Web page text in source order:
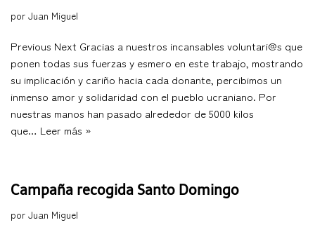
por Juan Miguel
Previous Next Gracias a nuestros incansables voluntari@s que
ponen todas sus fuerzas y ​​esmero en este trabajo, mostrando
su implicación y cariño hacia cada donante, percibimos un
inmenso amor y solidaridad con el pueblo ucraniano. Por
nuestras manos han pasado alrededor de 5000 kilos
que… Leer más »
Campaña recogida Santo Domingo
por Juan Miguel